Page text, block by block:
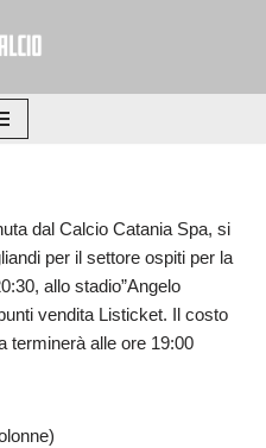
dal Calcio Catania Spa, si
per il settore ospiti per la
allo stadio”Angelo
vendita Listicket. Il costo
terminerà alle ore 19:00